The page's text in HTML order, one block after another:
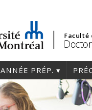
Faculté
ANNÉE PRÉP.